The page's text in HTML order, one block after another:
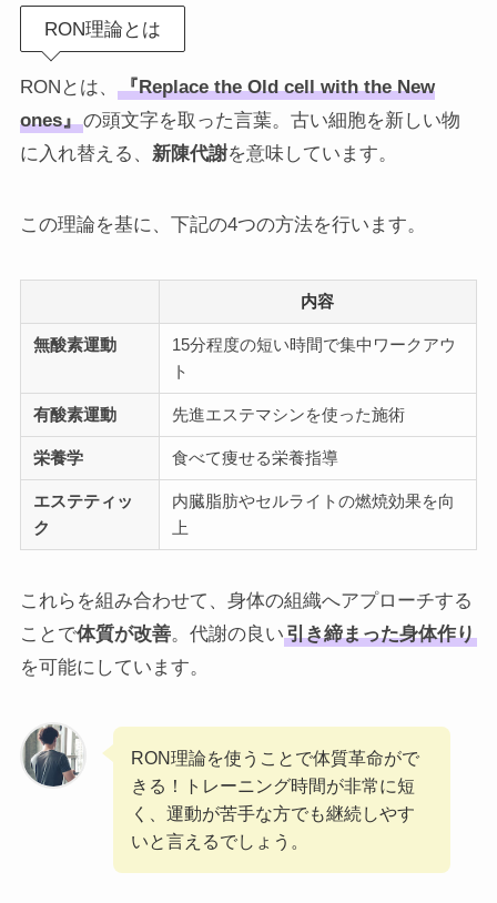
RON理論とは
RONとは、
『Replace the Old cell with the New
ones』の頭文字を取った言葉。古い細胞を新しい物
に入れ替える、 新陳代謝を意味しています。
この理論を基に、下記の4つの方法を行います。
内容
無酸素運動
15分程度の短い時間で集中ワークアウ
ト
有酸素運動 先進エステマシンを使った施術
栄養学 食べて痩せる栄養指導
エステティッ
ク
内臓脂肪やセルライトの燃焼効果を向
上
これらを組み合わせて、身体の組織へアプローチする
ことで体質が改善。代謝の良い引き締まった身体作り
を可能にしています。
RON理論を使うことで体質革命がで
きる！トレーニング時間が非常に短
く、運動が苦手な方でも継続しやす
いと言えるでしょう。